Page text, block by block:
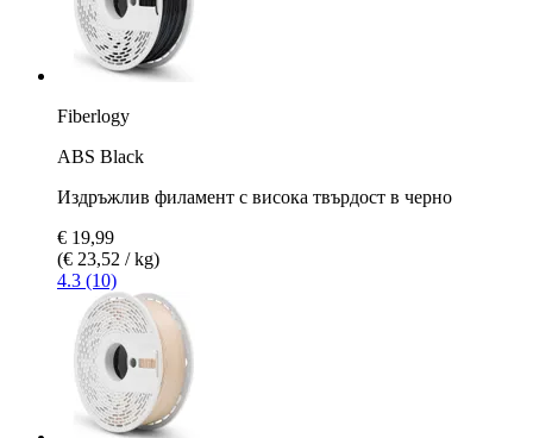
Fiberlogy
ABS Black
Издръжлив филамент с висока твърдост в черно
€ 19,99
(€ 23,52 / kg)
4.3 (10)